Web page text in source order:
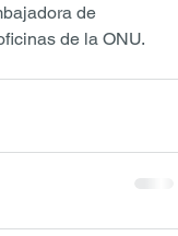
de
de la ONU.